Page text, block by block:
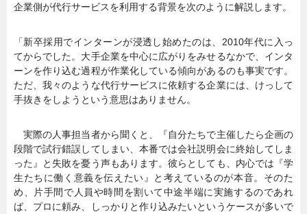
企業側が代行サービスを利用する背景を次のように解説します。
「新卒採用でインターンが浸透し始めたのは、2010年代に入っ
てからでした。大手企業を中心に広がりをみせるなかで、インタ
ーンを作り込む過程が作業化している傾向があるのも事実です。
ただ、我々のような代行サービスに依頼する企業には、けっして
手抜きをしようという意思はありません。
実際の人事担当者から聞くと、『自分たちで主催したら企画の
段階で試行錯誤してしまい、本番では会社説明会に終始してしま
った』と失敗を憂う声もあります。彼らとしても、内心では『学
生たちに働く意義を伝えたい』と考えているのが本音。そのた
め、片手間で人員や時間を割いて中途半端に実施するのであれ
ば、プロに頼み、しっかりと作り込みたいというケースが多いで